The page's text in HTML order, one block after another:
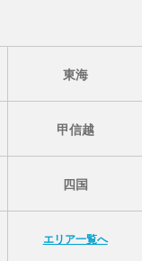
東海
甲信越
四国
エリア一覧へ